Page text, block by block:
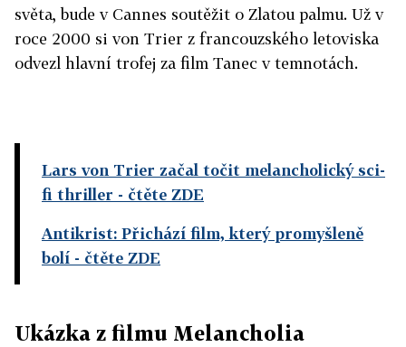
světa, bude v Cannes soutěžit o Zlatou palmu. Už v
roce 2000 si von Trier z francouzského letoviska
odvezl hlavní trofej za film Tanec v temnotách.
Lars von Trier začal točit melancholický sci-
fi thriller - čtěte ZDE
Antikrist: Přichází film, který promyšleně
bolí - čtěte ZDE
Ukázka z filmu Melancholia